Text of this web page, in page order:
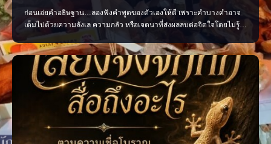
ก่อนเอ่ยคำอธิษฐาน…ลองฟังคำพูดของตัวเองให้ดี เพราะคำบางคำอาจ
เต็มไปด้วยความลังเล ความกลัว หรือเจตนาที่ส่งผลลบต่อจิตใจโดยไม่รู้
ตัว ควรอธิษฐานด้วยถ้อยคำที่ชัดเจน สุภาพ และเปี่ยมด้วยเจตนาดี เพื่อให้
ใจของเรามั่นคงและพร้อมก้าวไปสู่สิ่งที่ปรารถนา แล้วคุณเคยเผลอใช้คำ
พูดแบบไหนเวลาอธิษฐานบ้าง? #คำอธิษฐาน #พลัง